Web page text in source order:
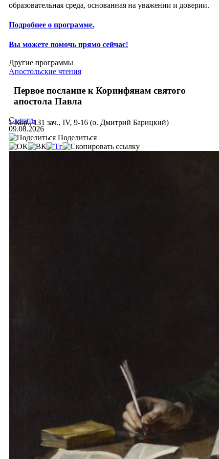
образовательная среда, основанная на уважении и доверии.
Подробнее о программе.
Вы можете помочь прямо сейчас!
Другие программы
Апостольские чтения
Первое послание к Коринфянам святого
апостола Павла
1 Кор., 131 зач., IV, 9-16 (о. Дмитрий Барицкий)
Скачать
09.08.2026
Поделиться